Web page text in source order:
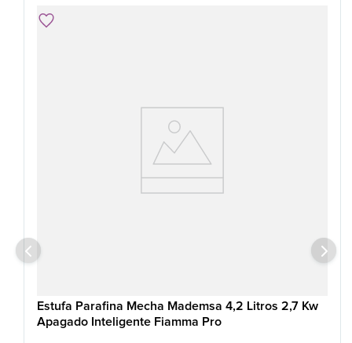
Estufa Parafina Mecha Mademsa 4,2 Litros 2,7 Kw
Apagado Inteligente Fiamma Pro